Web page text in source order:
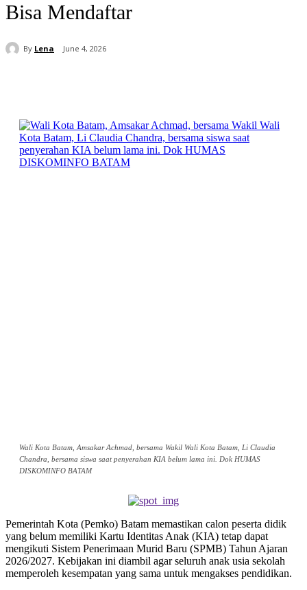
Bisa Mendaftar
By Lena June 4, 2026
Wali Kota Batam, Amsakar Achmad, bersama Wakil Wali Kota Batam, Li Claudia
Chandra, bersama siswa saat penyerahan KIA belum lama ini. Dok HUMAS
DISKOMINFO BATAM
Pemerintah Kota (Pemko) Batam memastikan calon peserta didik
yang belum memiliki Kartu Identitas Anak (KIA) tetap dapat
mengikuti Sistem Penerimaan Murid Baru (SPMB) Tahun Ajaran
2026/2027. Kebijakan ini diambil agar seluruh anak usia sekolah
memperoleh kesempatan yang sama untuk mengakses pendidikan.